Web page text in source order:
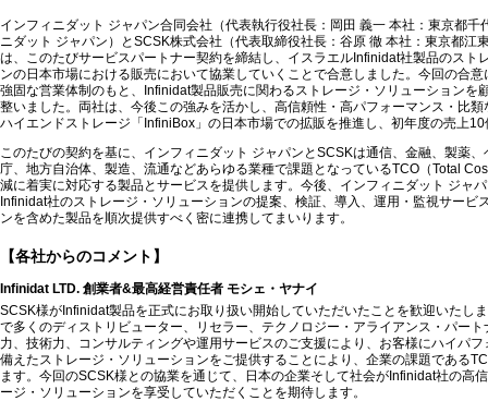
インフィニダット ジャパン合同会社（代表執行役社長：岡田 義一 本社：東京都千
ニダット ジャパン）とSCSK株式会社（代表取締役社長：谷原 徹 本社：東京都江
は、このたびサービスパートナー契約を締結し、イスラエルInfinidat社製品のスト
ンの日本市場における販売において協業していくことで合意しました。今回の合
強固な営業体制のもと、Infinidat製品販売に関わるストレージ・ソリューションを
整いました。両社は、今後この強みを活かし、高信頼性・高パフォーマンス・比
ハイエンドストレージ「InfiniBox」の日本市場での拡販を推進し、初年度の売上
このたびの契約を基に、インフィニダット ジャパンとSCSKは通信、金融、製薬
庁、地方自治体、製造、流通などあらゆる業種で課題となっているTCO（Total
減に着実に対応する製品とサービスを提供します。今後、インフィニダット ジャ
Infinidat社のストレージ・ソリューションの提案、検証、導入、運用・監視サービ
ンを含めた製品を順次提供すべく密に連携してまいります。
【各社からのコメント】
Infinidat LTD. 創業者&最高経営責任者 モシェ・ヤナイ
SCSK様がInfinidat製品を正式にお取り扱い開始していただいたことを歓迎いたし
で多くのディストリビューター、リセラー、テクノロジー・アライアンス・パー
力、技術力、コンサルティングや運用サービスのご支援により、お客様にハイパ
備えたストレージ・ソリューションをご提供することにより、企業の課題である
ます。今回のSCSK様との協業を通じて、日本の企業そして社会がInfinidat社の高
ージ・ソリューションを享受していただくことを期待します。